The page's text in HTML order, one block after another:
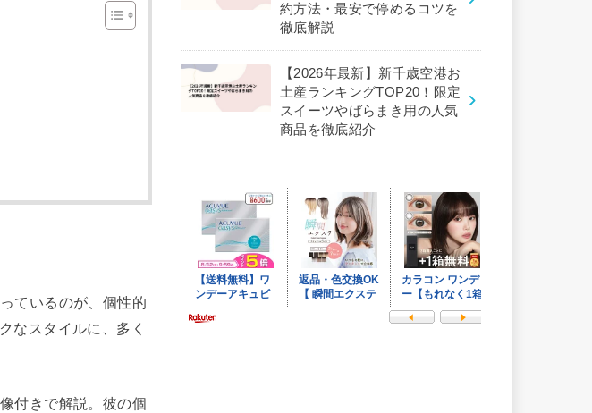
ているのが、個性的
なスタイルに、多く
付きで解説。彼の個
約方法・最安で停めるコツを
徹底解説
【2026年最新】新千歳空港お
土産ランキングTOP20！限定
スイーツやばらまき用の人気
商品を徹底紹介